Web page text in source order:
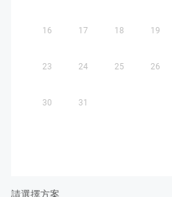
16 17 18 19
23 24 25 26
30 31
請選擇方案